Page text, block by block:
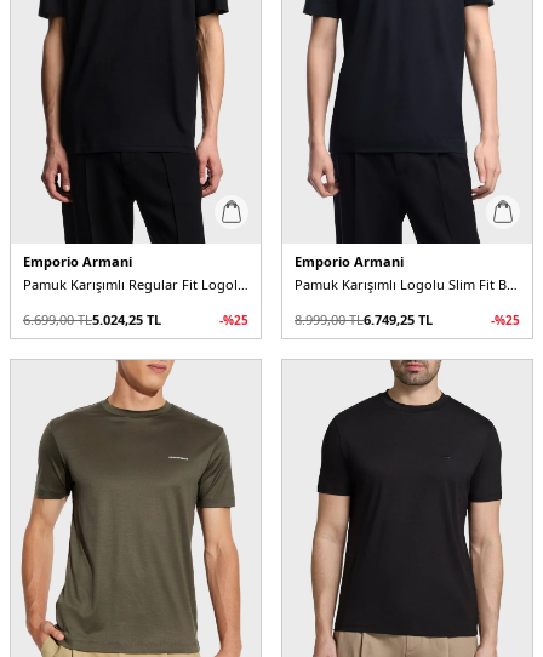
Emporio Armani
Pamuk Karışımlı Regular Fit Logolu Erkek T Shirt
6.699,00TL5.024,25 TL -%25
Emporio Armani
Pamuk Karışımlı Logolu Slim Fit Bisiklet Yaka Erkek T Shirt
8.999,00TL6.749,25 TL -%25